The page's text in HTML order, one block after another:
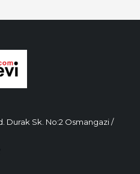
Durak Sk. No:2 Osmangazi /